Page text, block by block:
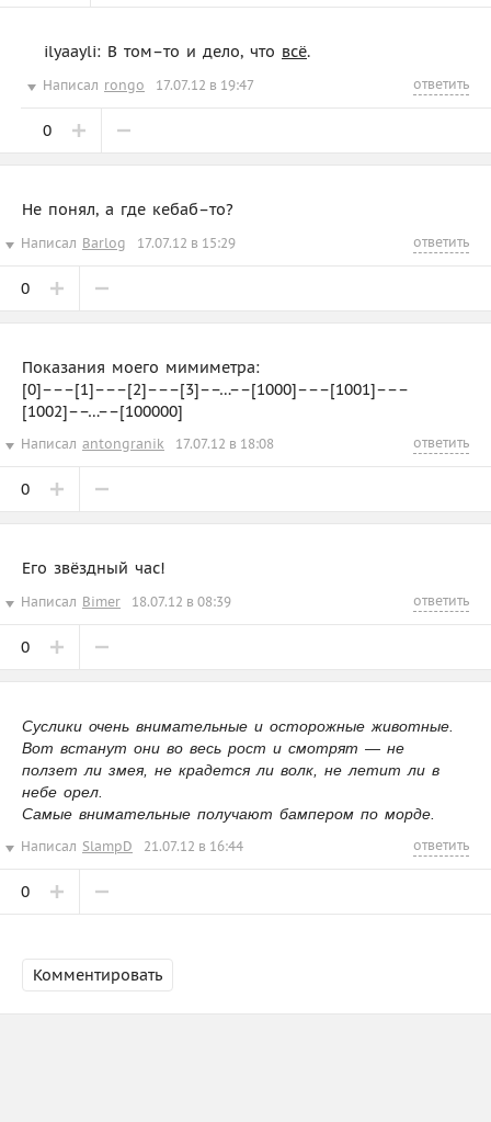
ilyaayli: В том–то и дело, что всё.
Написал rongo 17.07.12 в 19:47 ответить
0
Не понял, а где кебаб–то?
Написал Barlog 17.07.12 в 15:29 ответить
0
Показания моего мимиметра:
[0]–––[1]–––[2]–––[3]––…––[1000]–––[1001]–––
[1002]––…––[100000]
Написал antongranik 17.07.12 в 18:08 ответить
0
Его звёздный час!
Написал Bimer 18.07.12 в 08:39 ответить
0
Суслики очень внимательные и осторожные животные.
Вот встанут они во весь рост и смотрят — не
ползет ли змея, не крадется ли волк, не летит ли в
небе орел.
Самые внимательные получают бампером по морде.
Написал SlampD 21.07.12 в 16:44 ответить
0
Комментировать